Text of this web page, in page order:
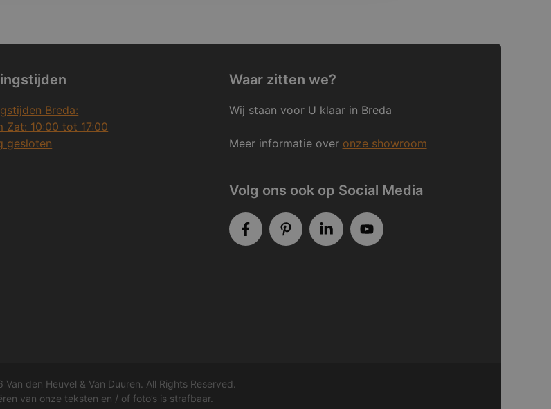
Breda:
Zat: 10:00 tot 17:00
gesloten
Waar zitten we?
Wij staan voor U klaar in Breda
Meer informatie over onze showroom
Volg ons ook op Social Media
den Heuvel & Van Duuren. All Rights Reserved.
van onze teksten en / of foto’s is strafbaar.